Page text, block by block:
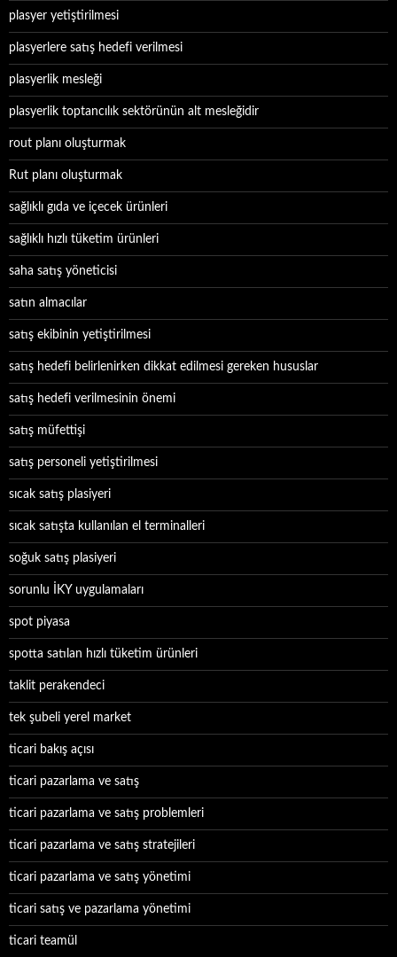
plasyer yetiştirilmesi
plasyerlere satış hedefi verilmesi
plasyerlik mesleği
plasyerlik toptancılık sektörünün alt mesleğidir
rout planı oluşturmak
Rut planı oluşturmak
sağlıklı gıda ve içecek ürünleri
sağlıklı hızlı tüketim ürünleri
saha satış yöneticisi
satın almacılar
satış ekibinin yetiştirilmesi
satış hedefi belirlenirken dikkat edilmesi gereken hususlar
satış hedefi verilmesinin önemi
satış müfettişi
satış personeli yetiştirilmesi
sıcak satış plasiyeri
sıcak satışta kullanılan el terminalleri
soğuk satış plasiyeri
sorunlu İKY uygulamaları
spot piyasa
spotta satılan hızlı tüketim ürünleri
taklit perakendeci
tek şubeli yerel market
ticari bakış açısı
ticari pazarlama ve satış
ticari pazarlama ve satış problemleri
ticari pazarlama ve satış stratejileri
ticari pazarlama ve satış yönetimi
ticari satış ve pazarlama yönetimi
ticari teamül